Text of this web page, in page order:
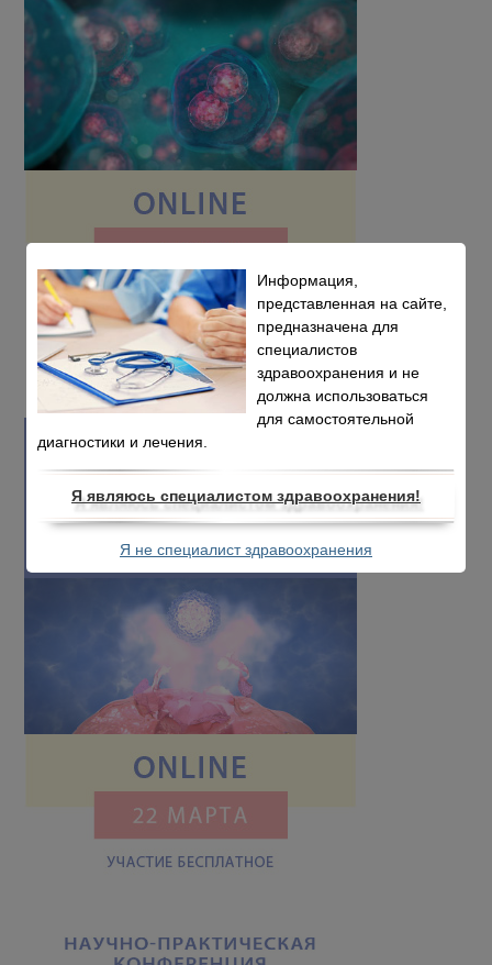
Информация,
представленная на сайте,
предназначена для
специалистов
здравоохранения и не
должна использоваться
для самостоятельной
диагностики и лечения.
Я являюсь специалистом здравоохранения!
Я не специалист здравоохранения